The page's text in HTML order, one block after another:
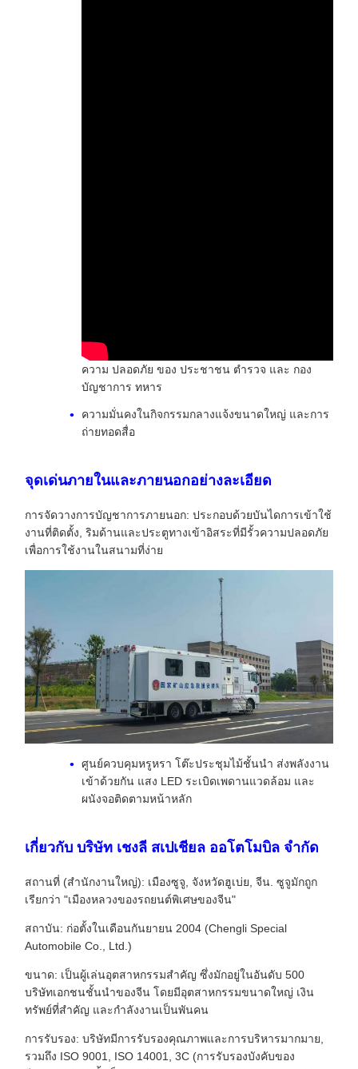
ความ ปลอดภัย ของ ประชาชน ตํารวจ และ กอง
บัญชาการ ทหาร
ความมั่นคงในกิจกรรมกลางแจ้งขนาดใหญ่ และการ
ถ่ายทอดสื่อ
จุดเด่นภายในและภายนอกอย่างละเอียด
การจัดวางการบัญชาการภายนอก: ประกอบด้วยบันไดการเข้าใช้
งานที่ติดตั้ง, ริมด้านและประตูทางเข้าอิสระที่มีรั้วความปลอดภัย
เพื่อการใช้งานในสนามที่ง่าย
ศูนย์ควบคุมหรูหรา โต๊ะประชุมไม้ชั้นนํา ส่งพลังงาน
เข้าด้วยกัน แสง LED ระเบิดเพดานแวดล้อม และ
ผนังจอติดตามหน้าหลัก
เกี่ยวกับ บริษัท เชงลี สเปเชียล ออโตโมบิล จํากัด
สถานที่ (สํานักงานใหญ่): เมืองซูจู, จังหวัดฮูเบ่ย, จีน. ซูจูมักถูก
เรียกว่า "เมืองหลวงของรถยนต์พิเศษของจีน"
สถาบัน: ก่อตั้งในเดือนกันยายน 2004 (Chengli Special
Automobile Co., Ltd.)
ขนาด: เป็นผู้เล่นอุตสาหกรรมสําคัญ ซึ่งมักอยู่ในอันดับ 500
บริษัทเอกชนชั้นนําของจีน โดยมีอุตสาหกรรมขนาดใหญ่ เงิน
ทรัพย์ที่สําคัญ และกําลังงานเป็นพันคน
การรับรอง: บริษัทมีการรับรองคุณภาพและการบริหารมากมาย,
รวมถึง ISO 9001, ISO 14001, 3C (การรับรองบังคับของ